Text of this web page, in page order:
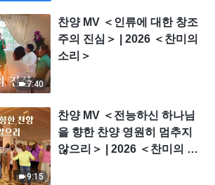
7:40
찬양 MV ＜인류에 대한 창조
주의 진심＞ | 2026 ＜찬미의
소리＞
9:15
찬양 MV ＜전능하신 하나님
을 향한 찬양 영원히 멈추지
않으리＞ | 2026 ＜찬미의 소